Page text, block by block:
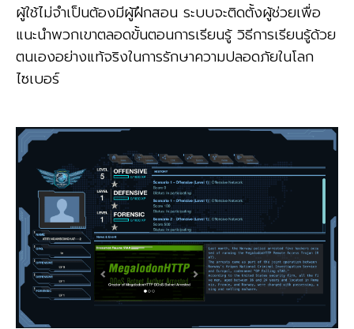
ผู้ใช้ไม่จำเป็นต้องมีผู้ฝึกสอน ระบบจะติดตั้งผู้ช่วยเพื่อ
แนะนำพวกเขาตลอดขั้นตอนการเรียนรู้ วิธีการเรียนรู้ด้วย
ตนเองอย่างแท้จริงในการรักษาความปลอดภัยในโลก
ไซเบอร์